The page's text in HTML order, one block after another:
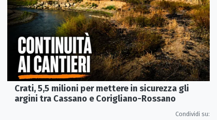
Crati, 5,5 milioni per mettere in sicurezza gli
argini tra Cassano e Corigliano-Rossano
Condividi su: